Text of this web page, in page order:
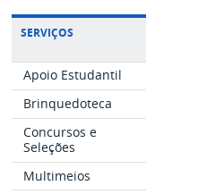
SERVIÇOS
Apoio Estudantil
Brinquedoteca
Concursos e
Seleções
Multimeios